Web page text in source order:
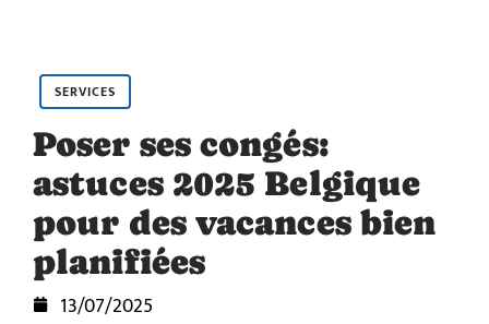
SERVICES
Poser ses congés:
astuces 2025 Belgique
pour des vacances bien
planifiées
13/07/2025